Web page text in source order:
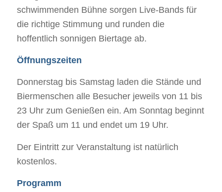
schwimmenden Bühne sorgen Live-Bands für
die richtige Stimmung und runden die
hoffentlich sonnigen Biertage ab.
Öffnungszeiten
Donnerstag bis Samstag laden die Stände und
Biermenschen alle Besucher jeweils von 11 bis
23 Uhr zum Genießen ein. Am Sonntag beginnt
der Spaß um 11 und endet um 19 Uhr.
Der Eintritt zur Veranstaltung ist natürlich
kostenlos.
Programm